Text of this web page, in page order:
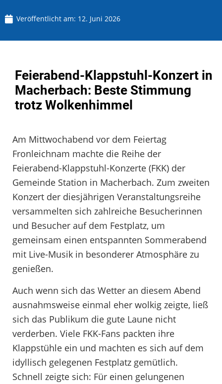
Veröffentlicht am: 12. Juni 2026
Feierabend-Klappstuhl-Konzert in
Macherbach: Beste Stimmung
trotz Wolkenhimmel
Am Mittwochabend vor dem Feiertag
Fronleichnam machte die Reihe der
Feierabend-Klappstuhl-Konzerte (FKK) der
Gemeinde Station in Macherbach. Zum zweiten
Konzert der diesjährigen Veranstaltungsreihe
versammelten sich zahlreiche Besucherinnen
und Besucher auf dem Festplatz, um
gemeinsam einen entspannten Sommerabend
mit Live-Musik in besonderer Atmosphäre zu
genießen.
Auch wenn sich das Wetter an diesem Abend
ausnahmsweise einmal eher wolkig zeigte, ließ
sich das Publikum die gute Laune nicht
verderben. Viele FKK-Fans packten ihre
Klappstühle ein und machten es sich auf dem
idyllisch gelegenen Festplatz gemütlich.
Schnell zeigte sich: Für einen gelungenen